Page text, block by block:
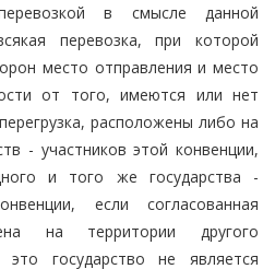
в смысле данной
перевозка, при которой
место отправления и место
от того, имеются или нет
расположены либо на
- участников этой конвенции,
и того же государства -
если согласованная
на территории другого
государство не является